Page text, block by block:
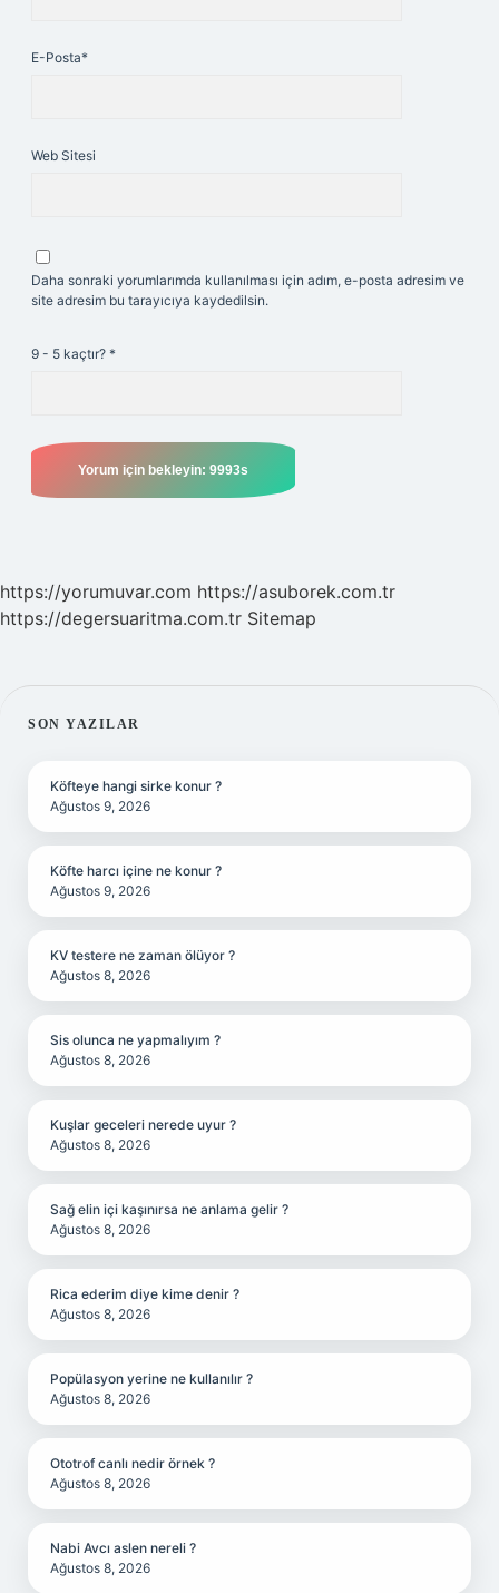
E-Posta*
Web Sitesi
Daha sonraki yorumlarımda kullanılması için adım, e-posta adresim ve
site adresim bu tarayıcıya kaydedilsin.
9 - 5 kaçtır? *
https://yorumuvar.com https://asuborek.com.tr
https://degersuaritma.com.tr Sitemap
SIDEBAR
SON YAZILAR
Köfteye hangi sirke konur ?
Ağustos 9, 2026
Köfte harcı içine ne konur ?
Ağustos 9, 2026
KV testere ne zaman ölüyor ?
Ağustos 8, 2026
Sis olunca ne yapmalıyım ?
Ağustos 8, 2026
Kuşlar geceleri nerede uyur ?
Ağustos 8, 2026
Sağ elin içi kaşınırsa ne anlama gelir ?
Ağustos 8, 2026
Rica ederim diye kime denir ?
Ağustos 8, 2026
Popülasyon yerine ne kullanılır ?
Ağustos 8, 2026
Ototrof canlı nedir örnek ?
Ağustos 8, 2026
Nabi Avcı aslen nereli ?
Ağustos 8, 2026